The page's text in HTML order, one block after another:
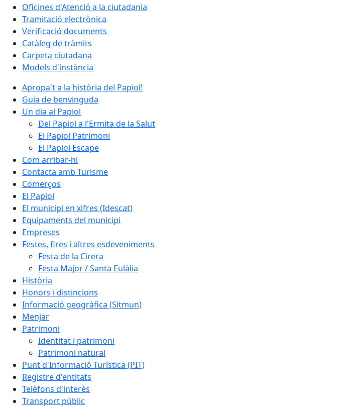
Oficines d'Atenció a la ciutadania
Tramitació electrònica
Verificació documents
Catàleg de tràmits
Carpeta ciutadana
Models d'instància
Apropa't a la història del Papiol!
Guia de benvinguda
Un dia al Papiol
Del Papiol a l'Ermita de la Salut
El Papiol Patrimoni
El Papiol Escape
Com arribar-hi
Contacta amb Turisme
Comerços
El Papiol
El municipi en xifres (Idescat)
Equipaments del municipi
Empreses
Festes, fires i altres esdeveniments
Festa de la Cirera
Festa Major / Santa Eulàlia
Història
Honors i distincions
Informació geogràfica (Sitmun)
Menjar
Patrimoni
Identitat i patrimoni
Patrimoni natural
Punt d'Informació Turística (PIT)
Registre d'entitats
Telèfons d'interès
Transport públic